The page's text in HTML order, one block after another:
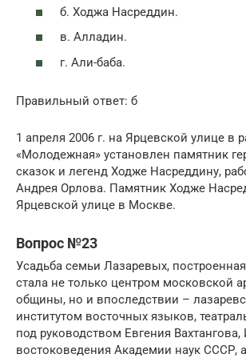
б. Ходжа Насреддин.
в. Алладин.
г. Али-баба.
Правильный ответ: б
1 апреля 2006 г. на Ярцевской улице в
«Молодежная» установлен памятник
сказок и легенд Ходже Насреддину,
Андрея Орлова. Памятник Ходже
Ярцевской улице в Москве.
Вопрос №23
Усадьба семьи Лазаревых,
стала не только центром московской
общины, но и впоследствии –
институтом восточных языков,
под руководством Евгения Вахтангова,
востоковедения Академии наук СССР,